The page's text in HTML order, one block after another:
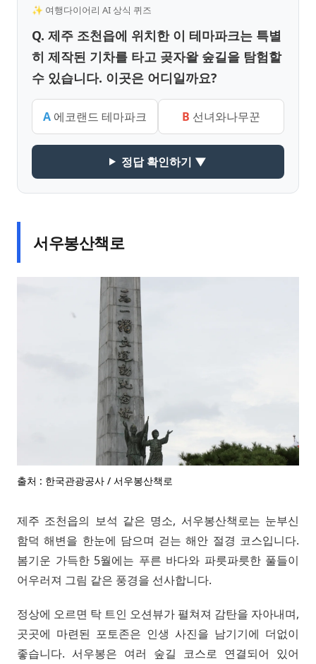
✨ 여행다이어리 AI 상식 퀴즈
Q. 제주 조천읍에 위치한 이 테마파크는 특별
히 제작된 기차를 타고 곶자왈 숲길을 탐험할
수 있습니다. 이곳은 어디일까요?
A 에코랜드 테마파크 B 선녀와나무꾼
정답 확인하기 ▼
서우봉산책로
출처 : 한국관광공사 / 서우봉산책로
제주 조천읍의 보석 같은 명소, 서우봉산책로는 눈부신
함덕 해변을 한눈에 담으며 걷는 해안 절경 코스입니다.
봄기운 가득한 5월에는 푸른 바다와 파릇파릇한 풀들이
어우러져 그림 같은 풍경을 선사합니다.
정상에 오르면 탁 트인 오션뷰가 펼쳐져 감탄을 자아내며,
곳곳에 마련된 포토존은 인생 사진을 남기기에 더없이
좋습니다. 서우봉은 여러 숲길 코스로 연결되어 있어